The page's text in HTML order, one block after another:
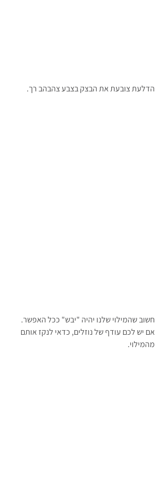
הדלעת צובעת את הבצק בצבע צהבהב רך.
חשוב שהמילוי שלנו יהיה "יבש" ככל האפשר.
אם יש לכם עודף של נוזלים, כדאי לנקז אותם
מהמילוי.